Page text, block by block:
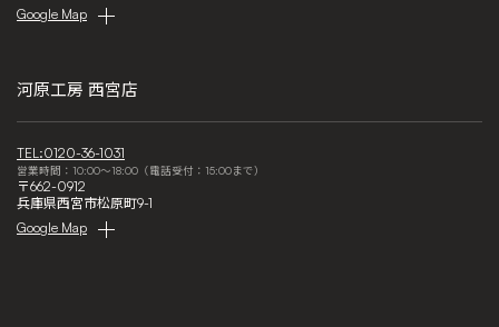
Google Map
河原工房 西宮店
TEL:0120-36-1031
営業時間：10:00～18:00（電話受付：15:00まで）
〒662-0912
兵庫県西宮市松原町9-1
Google Map